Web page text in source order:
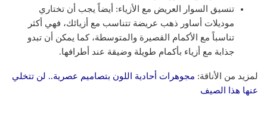
تنسيق السوار العريض مع الأزياء: أيضاً يجب أن تختاري
موديلات أساور ذهب عريضة تتناسب مع أزيائك، فهي أكثر
تناسباً مع الأكمام القصيرة والمتوسطة، كما يمكن أن تبدو
جذابة مع أزياء بأكمام طويلة وضيقة عند أطرافها.
لمزيد من الأناقة: مجوهرات أحادية اللون بتصاميم عصرية.. لن تتخلي
عنها هذا الصيف